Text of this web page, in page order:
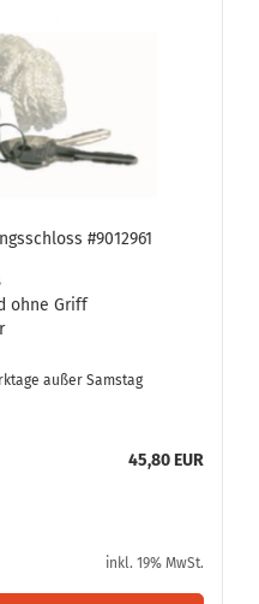
#9012961
ohne Griff
außer Samstag
45,80 EUR
inkl. 19% MwSt.